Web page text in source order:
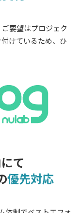
要望はプロジェク
けているため、ひ
て
優先対応